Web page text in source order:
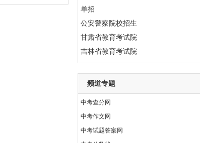
单招
公安警察院校招生
甘肃省教育考试院
吉林省教育考试院
频道专题
中考查分网
中考作文网
中考试题答案网